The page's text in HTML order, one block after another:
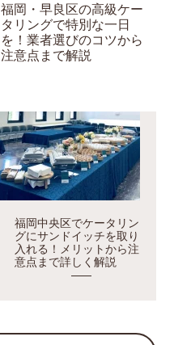
福岡・早良区の高級ケー
タリングで特別な一日
を！業者選びのコツから
注意点まで解説
福岡中央区でケータリン
グにサンドイッチを取り
入れる！メリットから注
意点まで詳しく解説